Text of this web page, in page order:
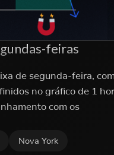
feiras
de segunda-feira, com
no gráfico de 1
com os
Nova York